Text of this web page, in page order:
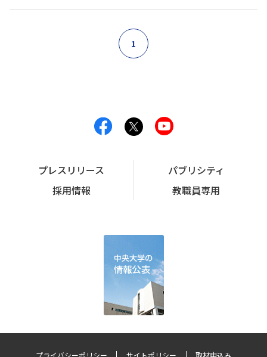
1
プレスリリース
パブリシティ
採用情報
教職員専用
プライバシーポリシー サイトポリシー 取材申込み